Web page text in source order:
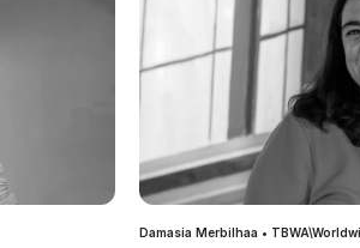
Damasia Merbilhaa •